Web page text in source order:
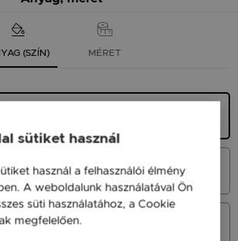
(SZÍN) MÉRET
14K
sütiket használ
használ a felhasználói élmény
A weboldalunk használatával Ön
süti használatához, a Cookie
megfelelően.